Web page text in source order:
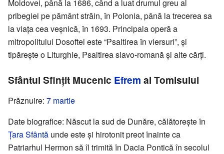
Moldovei, până la 1686, când a luat drumul greu al
pribegiei pe pământ străin, în Polonia, până la trecerea sa
la viața cea veșnică, în 1693. Principala operă a
mitropolitului Dosoftei este “Psaltirea în viersuri”, și
tipărește o Liturghie, Psaltirea slavo-romană și alte cărți.
Sfântul Sfințit Mucenic Efrem al Tomisului
Prăznuire: 7 martie
Date biografice: Născut la sud de Dunăre, călătorește în
Țara Sfântă unde este și hirotonit preot înainte ca
Patriarhul Hermon să îl trimită în Dacia Pontică în secolul